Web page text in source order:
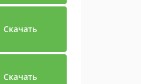
Скачать
Скачать